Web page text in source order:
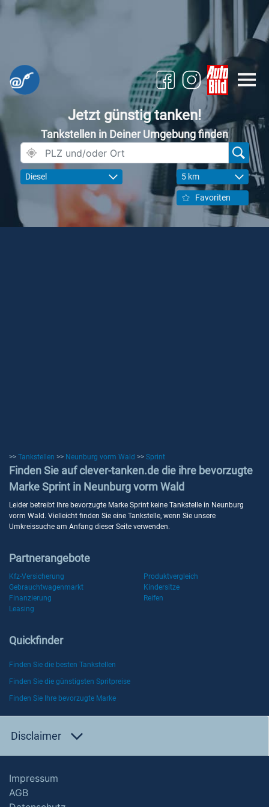
Jetzt günstig tanken!
Tankstellen in Deiner Umgebung finden
Diesel 5 km
Favoriten
>> Tankstellen >> Neunburg vorm Wald >> Sprint
Finden Sie auf clever-tanken.de die ihre bevorzugte
Marke Sprint in Neunburg vorm Wald
Leider betreibt Ihre bevorzugte Marke Sprint keine Tankstelle in Neunburg
vorm Wald. Vielleicht finden Sie eine Tankstelle, wenn Sie unsere
Umkreissuche am Anfang dieser Seite verwenden.
Partnerangebote
Kfz-Versicherung
Produktvergleich
Gebrauchtwagenmarkt
Kindersitze
Finanzierung
Reifen
Leasing
Quickfinder
Finden Sie die besten Tankstellen
Finden Sie die günstigsten Spritpreise
Finden Sie Ihre bevorzugte Marke
Disclaimer
Impressum
AGB